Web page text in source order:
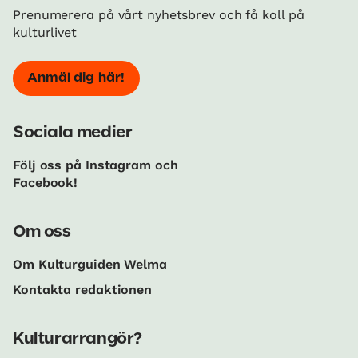
Prenumerera på vårt nyhetsbrev och få koll på
kulturlivet
Anmäl dig här!
Sociala medier
Följ oss på Instagram och
Facebook!
Om oss
Om Kulturguiden Welma
Kontakta redaktionen
Kulturarrangör?